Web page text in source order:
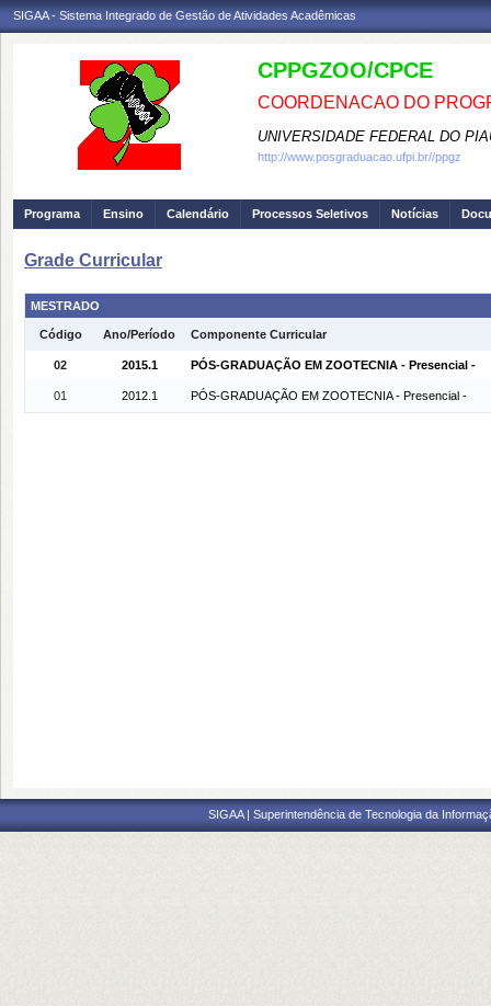
SIGAA - Sistema Integrado de Gestão de Atividades Acadêmicas
CPPGZOO/CPCE
COORDENACAO DO
UNIVERSIDADE FEDERAL DO
http://www.posgraduacao.ufpi.br//ppgz
Programa Ensino Calendário Processos Seletivos Notícias
Grade Curricular
MESTRADO
Código Ano/Período Componente Curricular
02 2015.1 PÓS-GRADUAÇÃO EM ZOOTECNIA - Presencial -
01 2012.1 PÓS-GRADUAÇÃO EM ZOOTECNIA - Presencial -
SIGAA | Superintendência de Tecnologia da